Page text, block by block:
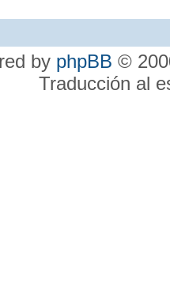
by phpBB ©
Traducción al